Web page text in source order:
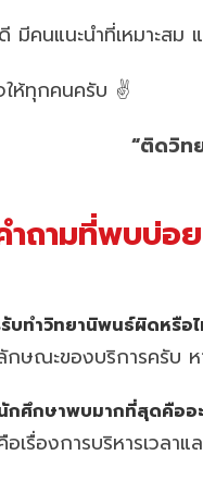
มีคนแนะนำที่เหมาะส
ให้ทุกคนครับ ✌️
“ติดวิท
ำถามที่พบบ่อย
รับทำวิทยานิพนธ์ผิดหรือ
ษณะของบริการครับ ห
ศึกษาพบมากที่สุดคืออะ
เรื่องการบริหารเวลาแ